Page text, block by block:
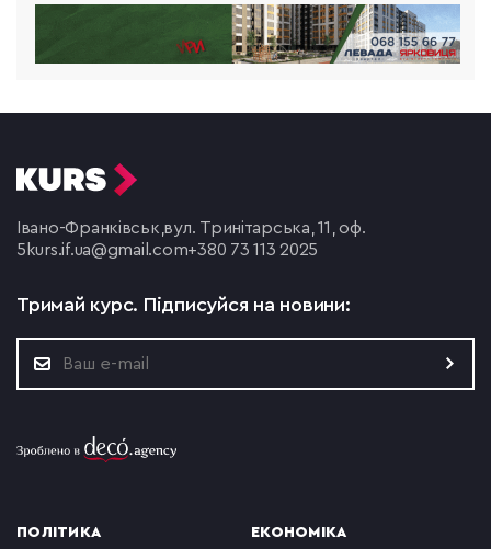
Івано-Франківськ, вул. Тринітарська, 11, оф.
5 kurs.if.ua@gmail.com+380 73 113 2025
Тримай курс. Підписуйся на новини:
ПОЛІТИКА ЕКОНОМІКА